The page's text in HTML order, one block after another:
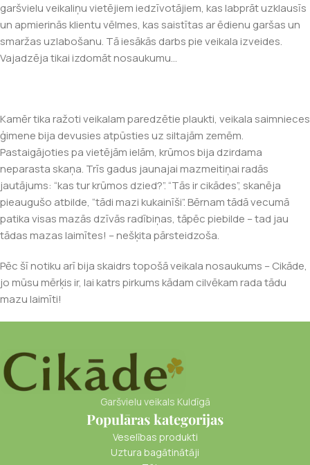
garšvielu veikaliņu vietējiem iedzīvotājiem, kas labprāt uzklausīs
un apmierinās klientu vēlmes, kas saistītas ar ēdienu garšas un
smaržas uzlabošanu. Tā iesākās darbs pie veikala izveides.
Vajadzēja tikai izdomāt nosaukumu…
Kamēr tika ražoti veikalam paredzētie plaukti, veikala saimnieces
ģimene bija devusies atpūsties uz siltajām zemēm.
Pastaigājoties pa vietējām ielām, krūmos bija dzirdama
neparasta skaņa. Trīs gadus jaunajai mazmeitiņai radās
jautājums: “kas tur krūmos dzied?”. “Tās ir cikādes”, skanēja
pieaugušo atbilde, “tādi mazi kukainīši”. Bērnam tādā vecumā
patika visas mazās dzīvās radībiņas, tāpēc piebilde – tad jau
tādas mazas laimītes! – nešķita pārsteidzoša.
Pēc šī notiku arī bija skaidrs topošā veikala nosaukums – Cikāde,
jo mūsu mērķis ir, lai katrs pirkums kādam cilvēkam rada tādu
mazu laimīti!
Garšvielu veikals Kuldīgā
Populāras kategorijas
Veselības produkti
Uztura bagātinātāji